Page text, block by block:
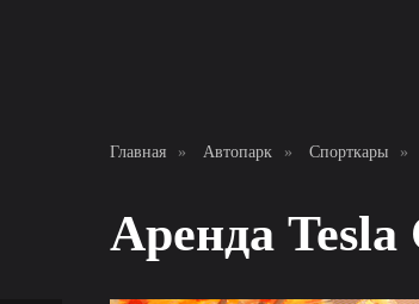
Главная » Автопарк » Спорткары »
Аренда